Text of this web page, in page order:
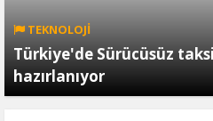
TEKNOLOJİ
Türkiye'de Sürücüsüz
hazırlanıyor